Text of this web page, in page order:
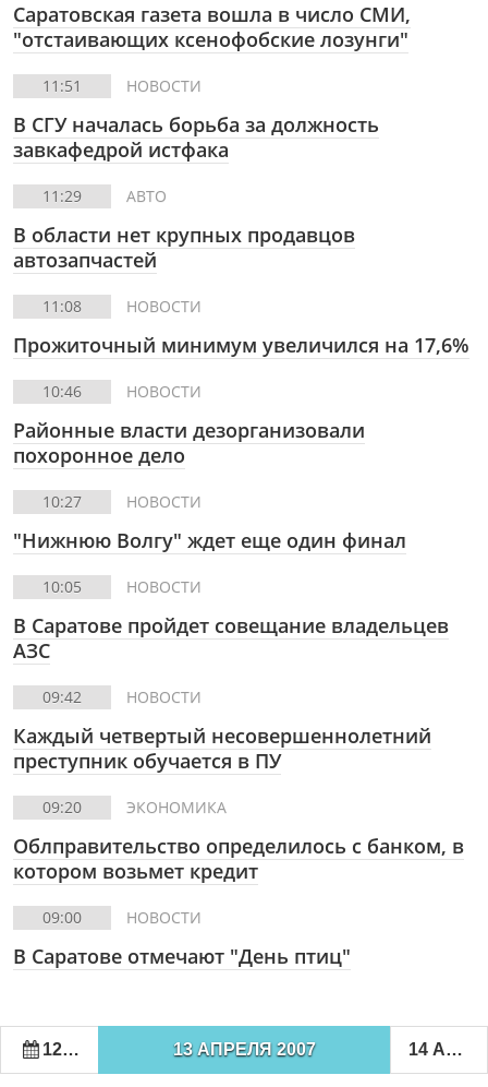
Саратовская газета вошла в число СМИ,
"отстаивающих ксенофобские лозунги"
11:51 НОВОСТИ
В СГУ началась борьба за должность
завкафедрой истфака
11:29 АВТО
В области нет крупных продавцов
автозапчастей
11:08 НОВОСТИ
Прожиточный минимум увеличился на 17,6%
10:46 НОВОСТИ
Районные власти дезорганизовали
похоронное дело
10:27 НОВОСТИ
"Нижнюю Волгу" ждет еще один финал
10:05 НОВОСТИ
В Саратове пройдет совещание владельцев
АЗС
09:42 НОВОСТИ
Каждый четвертый несовершеннолетний
преступник обучается в ПУ
09:20 ЭКОНОМИКА
Облправительство определилось с банком, в
котором возьмет кредит
09:00 НОВОСТИ
В Саратове отмечают "День птиц"
12 АПРЕЛЯ 2007 13 АПРЕЛЯ 2007 14 АПРЕЛЯ 2007